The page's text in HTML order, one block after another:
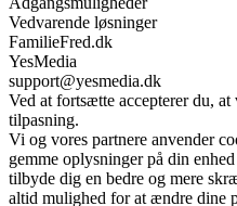
Vedvarende løsninger
FamilieFred.dk
YesMedia
support@yesmedia.dk
Ved at fortsætte accepterer du,
tilpasning.
Vi og vores partnere anvender
gemme oplysninger på din
tilbyde dig en bedre og mere
altid mulighed for at ændre dine